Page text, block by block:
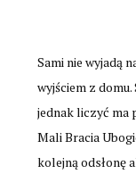
Sami nie wyjadą
wyjściem z
jednak liczyć ma
Mali Bracia
kolejną odsłonę